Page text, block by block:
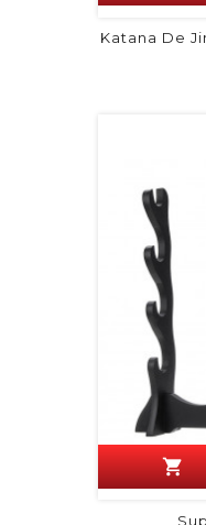
Katana De
shopping_cart